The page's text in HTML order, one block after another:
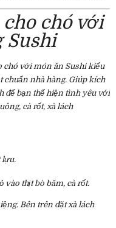
chó với
Sushi
chó với món ăn Sushi kiểu
chuẩn nhà hàng. Giúp kích
để bạn thể hiện tình yêu với
cà rốt, xà lách
lựu.
vào thịt bò băm, cà rốt.
Bên trên đặt xà lách